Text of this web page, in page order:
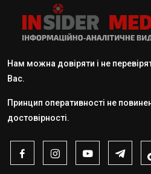
Нам можна довіряти і не
Вас.
Принцип оперативності не
достовірності.